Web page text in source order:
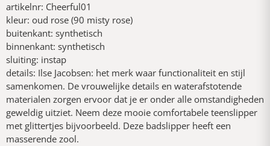
artikelnr: Cheerful01
kleur: oud rose (90 misty rose)
buitenkant: synthetisch
binnenkant: synthetisch
sluiting: instap
details: Ilse Jacobsen: het merk waar functionaliteit en stijl
samenkomen. De vrouwelijke details en waterafstotende
materialen zorgen ervoor dat je er onder alle omstandigheden
geweldig uitziet. Neem deze mooie comfortabele teenslipper
met glittertjes bijvoorbeeld. Deze badslipper heeft een
masserende zool.